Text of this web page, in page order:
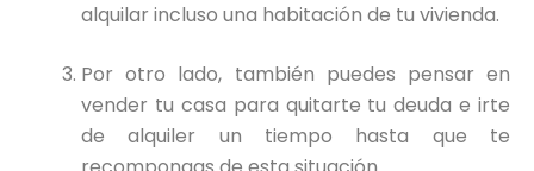
alquilar incluso una habitación de tu vivienda.
Por otro lado, también puedes pensar en
vender tu casa para quitarte tu deuda e irte
de alquiler un tiempo hasta que te